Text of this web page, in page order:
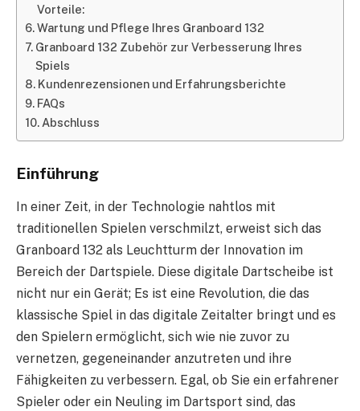
Vorteile:
Wartung und Pflege Ihres Granboard 132
Granboard 132 Zubehör zur Verbesserung Ihres
Spiels
Kundenrezensionen und Erfahrungsberichte
FAQs
Abschluss
Einführung
In einer Zeit, in der Technologie nahtlos mit
traditionellen Spielen verschmilzt, erweist sich das
Granboard 132 als Leuchtturm der Innovation im
Bereich der Dartspiele. Diese digitale Dartscheibe ist
nicht nur ein Gerät; Es ist eine Revolution, die das
klassische Spiel in das digitale Zeitalter bringt und es
den Spielern ermöglicht, sich wie nie zuvor zu
vernetzen, gegeneinander anzutreten und ihre
Fähigkeiten zu verbessern. Egal, ob Sie ein erfahrener
Spieler oder ein Neuling im Dartsport sind, das